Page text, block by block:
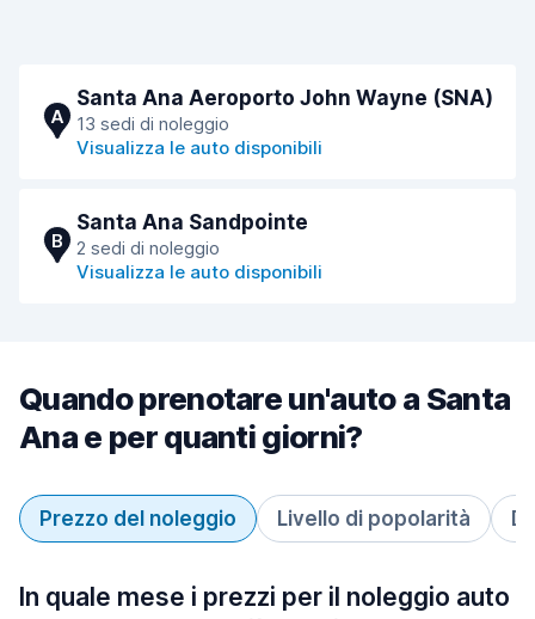
A
Santa Ana Aeroporto John Wayne (SNA)
13 sedi di noleggio
Visualizza le auto disponibili
B
Santa Ana Sandpointe
2 sedi di noleggio
Visualizza le auto disponibili
Quando prenotare un'auto a Santa
Ana e per quanti giorni?
Prezzo del noleggio Livello di popolarità
In quale mese i prezzi per il noleggio auto